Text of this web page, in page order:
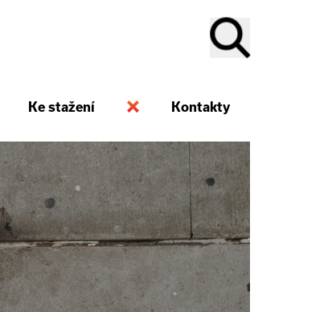
Ke stažení Kontakty